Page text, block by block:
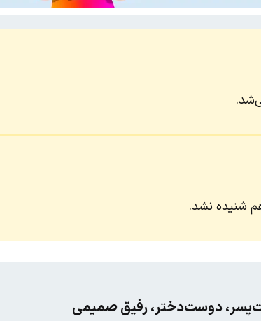
شنیده نشد.
دوست‌دختر، رفیق صمیمی